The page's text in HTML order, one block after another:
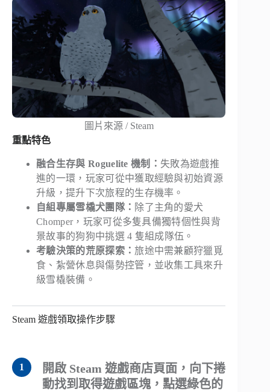
圖片來源 / Steam
重點特色
融合生存與 Roguelite 機制： 失敗為遊戲推
進的一環，玩家可從中獲取經驗與初始資源
升級，提升下次旅程的生存機率。
自組專屬雪橇犬團隊： 除了主角的愛犬
Chomper，玩家可從多隻具備獨特個性與背
景故事的狗狗中挑選 4 隻組成隊伍。
考驗決策的荒原探索：旅途中需兼顧狩獵覓
食、紮營休息與傷勢控管，並收集工具來升
級雪橇裝備。
Steam 遊戲領取操作步驟
開啟 Steam 遊戲商店頁面，向下捲
動找到取得遊戲區塊，點選綠色的